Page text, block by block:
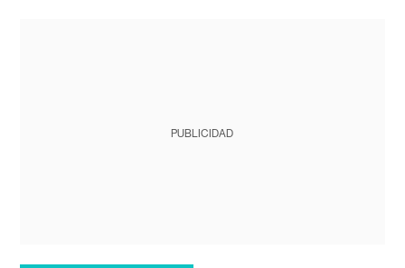
PUBLICIDAD